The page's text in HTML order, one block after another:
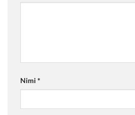
Nimi *